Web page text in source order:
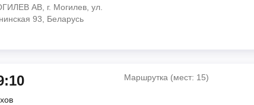
ул. Станционная, 5,
Ленинская 93,
Дороги, ул.
АВ, г. Могилев, ул.
93, Беларусь
Маршрутка (мест: 15)